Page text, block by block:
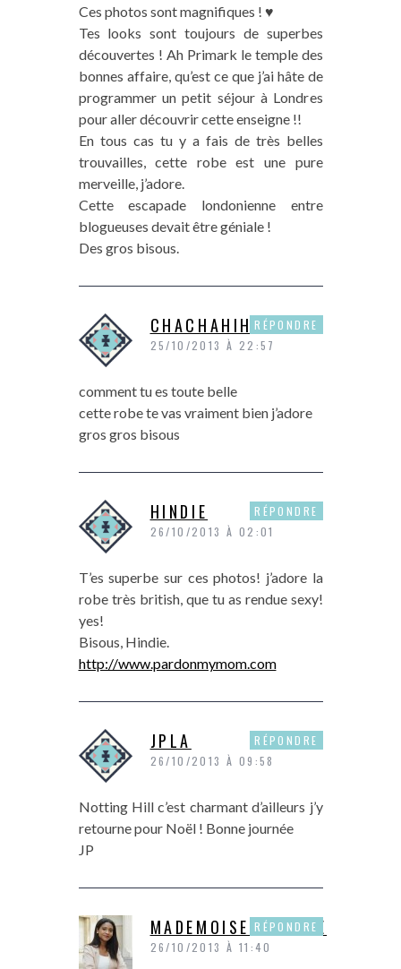
Ces photos sont magnifiques ! ♥
Tes looks sont toujours de superbes
découvertes ! Ah Primark le temple des
bonnes affaire, qu’est ce que j’ai hâte de
programmer un petit séjour à Londres
pour aller découvrir cette enseigne !!
En tous cas tu y a fais de très belles
trouvailles, cette robe est une pure
merveille, j’adore.
Cette escapade londonienne entre
blogueuses devait être géniale !
Des gros bisous.
CHACHAHIHI
25/10/2013 À 22:57
comment tu es toute belle
cette robe te vas vraiment bien j’adore
gros gros bisous
RÉPONDRE
HINDIE
26/10/2013 À 02:01
T’es superbe sur ces photos! j’adore la
robe très british, que tu as rendue sexy!
yes!
Bisous, Hindie.
http://www.pardonmymom.com
RÉPONDRE
JPLA
26/10/2013 À 09:58
Notting Hill c’est charmant d’ailleurs j’y
retourne pour Noël ! Bonne journée
JP
RÉPONDRE
MADEMOISELLEMODE
26/10/2013 À 11:40
RÉPONDRE